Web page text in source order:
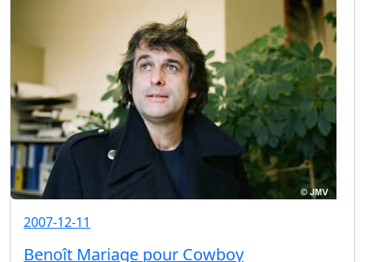
2007-12-11
Benoît Mariage pour Cowboy